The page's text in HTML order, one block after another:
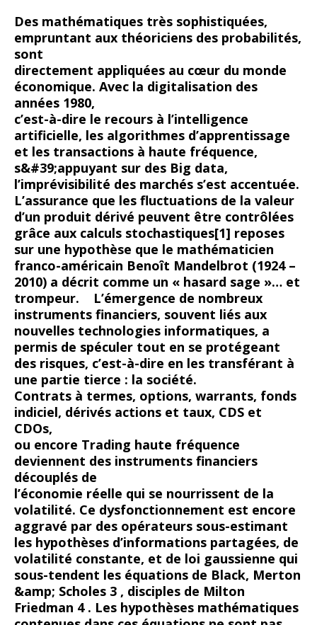
Des mathématiques très sophistiquées,
empruntant aux théoriciens des probabilités,
sont
directement appliquées au cœur du monde
économique. Avec la digitalisation des
années 1980,
c’est-à-dire le recours à l’intelligence
artificielle, les algorithmes d’apprentissage
et les transactions à haute fréquence,
s&#39;appuyant sur des Big data,
l’imprévisibilité des marchés s’est accentuée.
L’assurance que les fluctuations de la valeur
d’un produit dérivé peuvent être contrôlées
grâce aux calculs stochastiques[1] reposes
sur une hypothèse que le mathématicien
franco-américain Benoît Mandelbrot (1924 –
2010) a décrit comme un « hasard sage »… et
trompeur. L’émergence de nombreux
instruments financiers, souvent liés aux
nouvelles technologies informatiques, a
permis de spéculer tout en se protégeant
des risques, c’est-à-dire en les transférant à
une partie tierce : la société.
Contrats à termes, options, warrants, fonds
indiciel, dérivés actions et taux, CDS et
CDOs,
ou encore Trading haute fréquence
deviennent des instruments financiers
découplés de
l’économie réelle qui se nourrissent de la
volatilité. Ce dysfonctionnement est encore
aggravé par des opérateurs sous-estimant
les hypothèses d’informations partagées, de
volatilité constante, et de loi gaussienne qui
sous-tendent les équations de Black, Merton
&amp; Scholes 3 , disciples de Milton
Friedman 4 . Les hypothèses mathématiques